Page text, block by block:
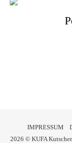
IMPRESSUM
2026 © KUFA